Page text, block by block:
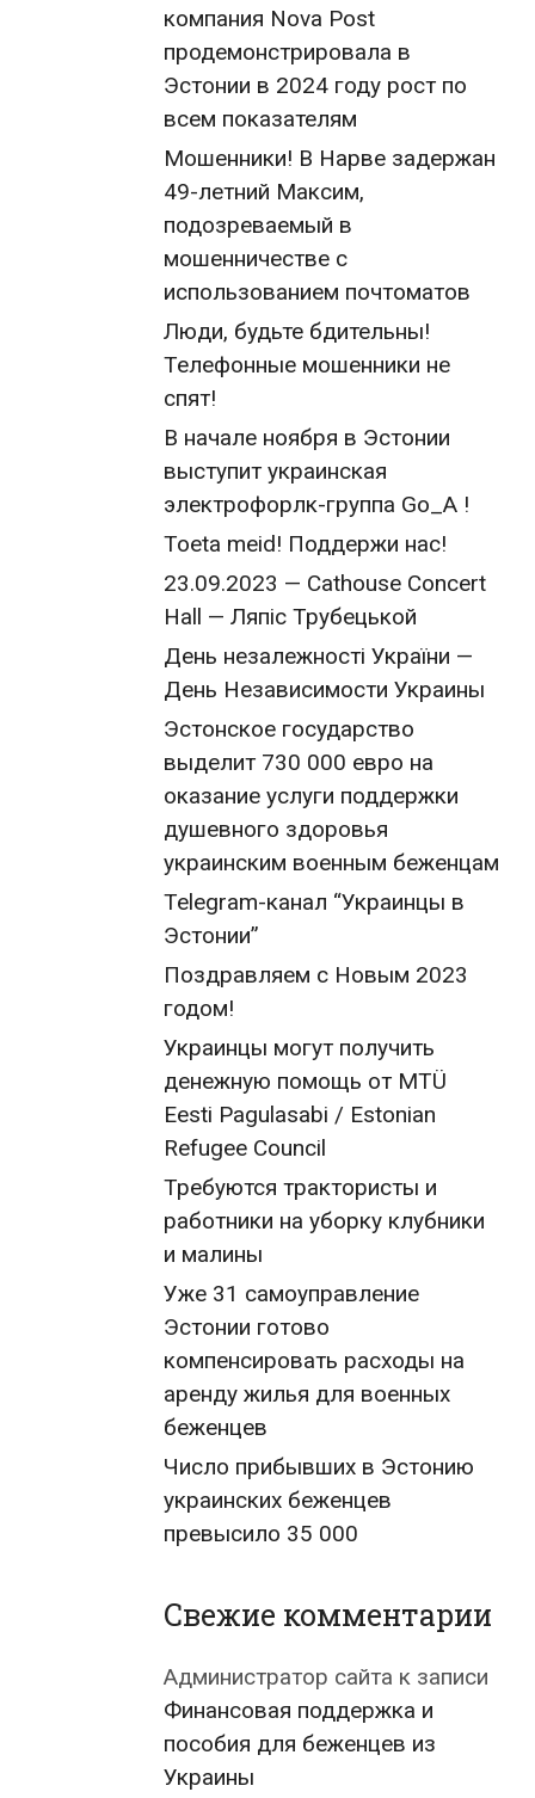
компания Nova Post
продемонстрировала в
Эстонии в 2024 году рост по
всем показателям
Мошенники! В Нарве задержан
49-летний Максим,
подозреваемый в
мошенничестве с
использованием почтоматов
Люди, будьте бдительны!
Телефонные мошенники не
спят!
В начале ноября в Эстонии
выступит украинская
электрофорлк-группа Go_A !
Toeta meid! Поддержи нас!
23.09.2023 — Cathouse Concert
Hall — Ляпіс Трубецькой
День незалежності України —
День Независимости Украины
Эстонское государство
выделит 730 000 евро на
оказание услуги поддержки
душевного здоровья
украинским военным беженцам
Telegram-канал “Украинцы в
Эстонии”
Поздравляем с Новым 2023
годом!
Украинцы могут получить
денежную помощь от MTÜ
Eesti Pagulasabi / Estonian
Refugee Council
Требуются трактористы и
работники на уборку клубники
и малины
Уже 31 самоуправление
Эстонии готово
компенсировать расходы на
аренду жилья для военных
беженцев
Число прибывших в Эстонию
украинских беженцев
превысило 35 000
Свежие комментарии
Администратор сайта к записи
Финансовая поддержка и
пособия для беженцев из
Украины